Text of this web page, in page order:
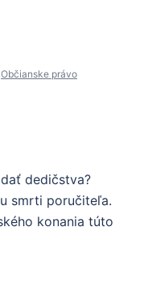
Občianske právo
dedičstva?
smrti poručiteľa.
konania túto